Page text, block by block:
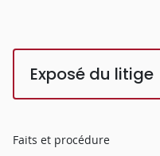
Exposé du litige
Faits et procédure